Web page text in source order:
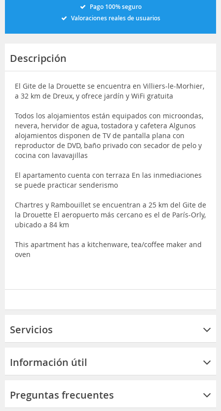
Pago 100% seguro
Valoraciones reales de usuarios
Descripción
El Gite de la Drouette se encuentra en Villiers-le-Morhier,
a 32 km de Dreux, y ofrece jardín y WiFi gratuita
Todos los alojamientos están equipados con microondas,
nevera, hervidor de agua, tostadora y cafetera Algunos
alojamientos disponen de TV de pantalla plana con
reproductor de DVD, baño privado con secador de pelo y
cocina con lavavajillas
El apartamento cuenta con terraza En las inmediaciones
se puede practicar senderismo
Chartres y Rambouillet se encuentran a 25 km del Gite de
la Drouette El aeropuerto más cercano es el de París-Orly,
ubicado a 84 km
This apartment has a kitchenware, tea/coffee maker and
oven
Servicios
Información útil
Preguntas frecuentes